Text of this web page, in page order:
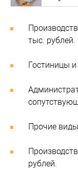
тыс. рублей.
Гостиницы
Прочие виды
рублей.